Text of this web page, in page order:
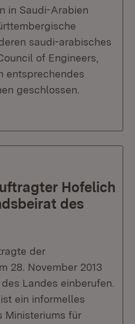
in Saudi-Arabien
saudi-arabisches
of Engineers,
entsprechendes
geschlossen.
Hofelich
des
der
28. November 2013
Landes einberufen.
ein informelles
Ministeriums für